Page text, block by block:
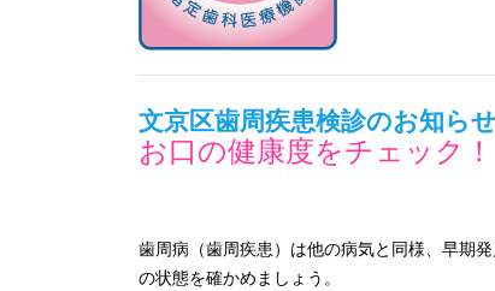
文京区歯周疾患検診のお知らせ
お口の健康度をチェック！
歯周病（歯周疾患）は他の病気と同様、早期発
の状態を確かめましょう。